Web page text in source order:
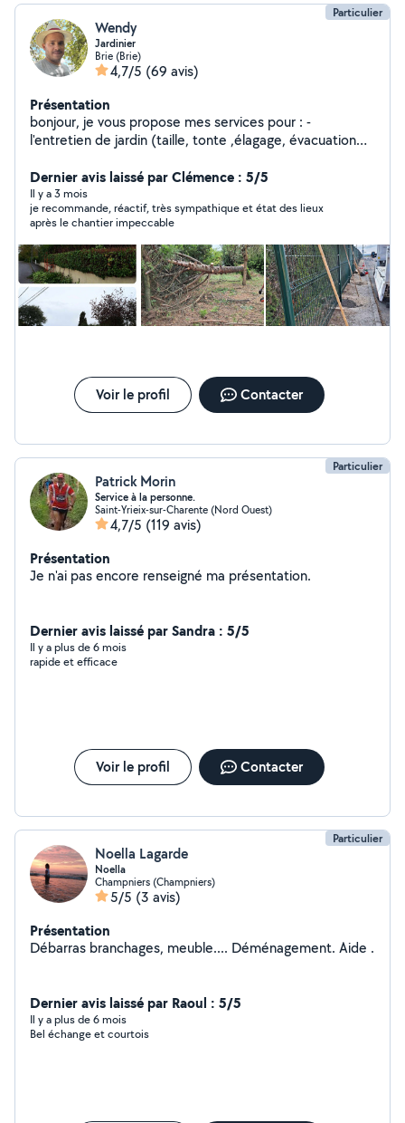
Particulier
Wendy
Jardinier
Brie (Brie)
4,7/5 (69 avis)
Présentation
bonjour, je vous propose mes services pour : -
l'entretien de jardin (taille, tonte ,élagage, évacuation
demoussage de toiture -petit bricolage -petite peinture
n'hésitez pas à me contacter
Dernier avis laissé par Clémence : 5/5
Il y a 3 mois
je recommande, réactif, très sympathique et état des lieux
après le chantier impeccable
Voir le profil Contacter
Particulier
Patrick Morin
Service à la personne.
Saint-Yrieix-sur-Charente (Nord Ouest)
4,7/5 (119 avis)
Présentation
Je n'ai pas encore renseigné ma présentation.
Dernier avis laissé par Sandra : 5/5
Il y a plus de 6 mois
rapide et efficace
Voir le profil Contacter
Particulier
Noella Lagarde
Noella
Champniers (Champniers)
5/5 (3 avis)
Présentation
Débarras branchages, meuble.... Déménagement. Aide .
Dernier avis laissé par Raoul : 5/5
Il y a plus de 6 mois
Bel échange et courtois